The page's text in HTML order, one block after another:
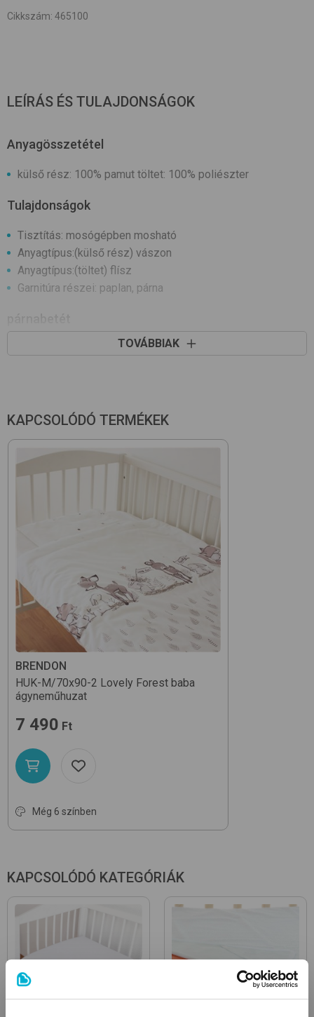
Cikkszám: 465100
LEÍRÁS ÉS TULAJDONSÁGOK
Anyagösszetétel
külső rész: 100% pamut töltet: 100% poliészter
Tulajdonságok
Tisztítás: mosógépben mosható
Anyagtípus:(külső rész) vászon
Anyagtípus:(töltet) flísz
Garnitúra részei: paplan, párna
Méret (cm): 70x90
TOVÁBBIAK
KAPCSOLÓDÓ TERMÉKEK
BRENDON
HUK-M/70x90-2 Lovely Forest baba
ágyneműhuzat
7 490 Ft
Még 6 színben
KAPCSOLÓDÓ KATEGÓRIÁK